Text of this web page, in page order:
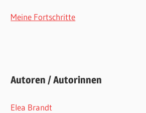
Meine Fortschritte
Autoren / Autorinnen
Elea Brandt